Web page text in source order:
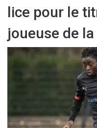
lice pour le
joueuse de